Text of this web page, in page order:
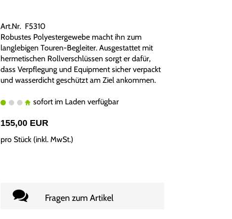
Art.Nr. F5310
Robustes Polyestergewebe macht ihn zum
langlebigen Touren-Begleiter. Ausgestattet mit
hermetischen Rollverschlüssen sorgt er dafür,
dass Verpflegung und Equipment sicher verpackt
und wasserdicht geschützt am Ziel ankommen.
sofort im Laden verfügbar
155,00 EUR
pro Stück (inkl. MwSt.)
Fragen zum Artikel